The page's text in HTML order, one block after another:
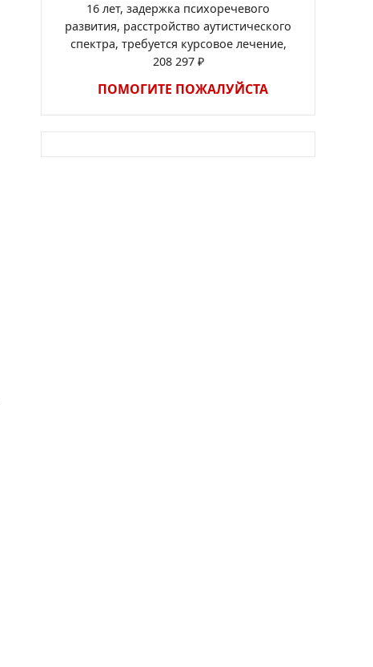
16 лет, задержка психоречевого
развития, расстройство аутистического
спектра, требуется курсовое лечение,
208 297 ₽
ПОМОГИТЕ ПОЖАЛУЙСТА